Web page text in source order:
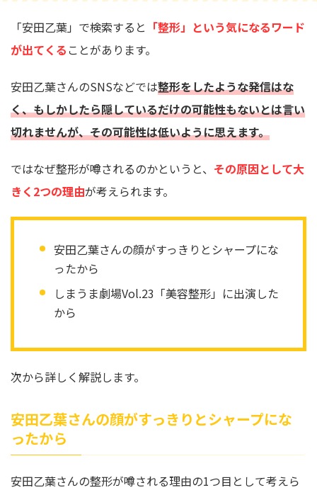
「安田乙葉」で検索すると 「整形」という気になるワード
が出てくる ことがあります。
安田乙葉さんのSNSなどでは整形をしたような発信はな
く、もしかしたら隠しているだけの可能性もないとは言い
切れませんが、その可能性は低いように思えます。
ではなぜ整形が噂されるのかというと、 その原因として大
きく2つの理由が考えられます。
安田乙葉さんの顔がすっきりとシャープにな
ったから
しまうま劇場Vol.23「美容整形」に出演した
から
次から詳しく解説します。
安田乙葉さんの顔がすっきりとシャープにな
ったから
安田乙葉さんの整形が噂される理由の1つ目として考えら